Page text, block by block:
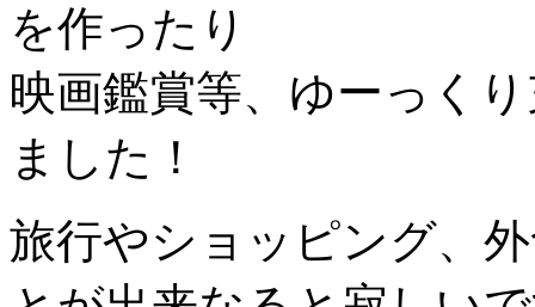
を作ったり
映画鑑賞等、ゆーっく
ました！
旅行やショッピング、